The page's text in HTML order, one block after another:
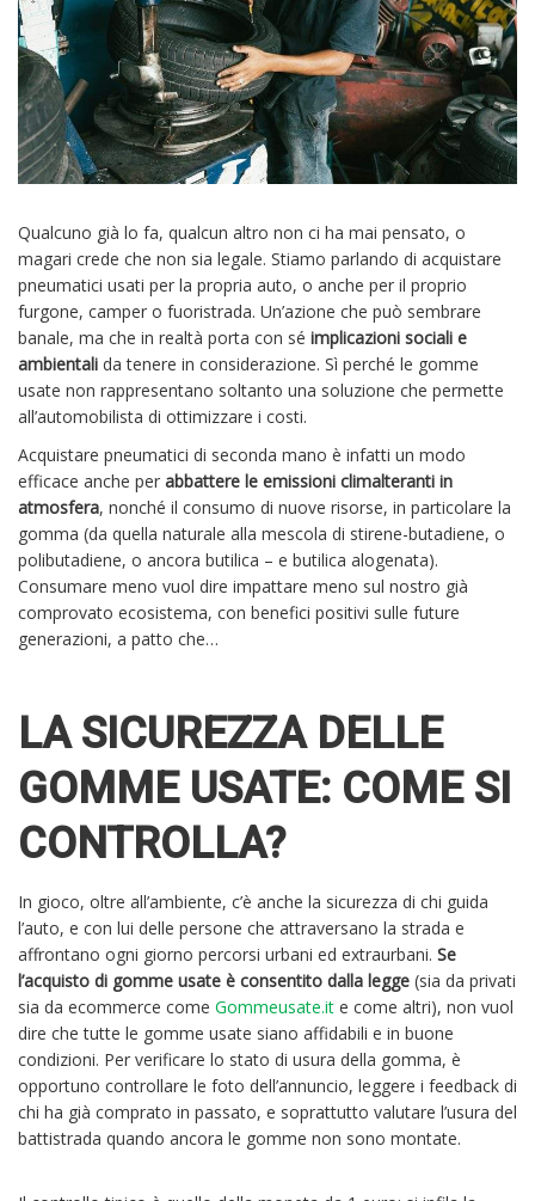
Qualcuno già lo fa, qualcun altro non ci ha mai pensato, o
magari crede che non sia legale. Stiamo parlando di acquistare
pneumatici usati per la propria auto, o anche per il proprio
furgone, camper o fuoristrada. Un’azione che può sembrare
banale, ma che in realtà porta con sé implicazioni sociali e
ambientali da tenere in considerazione. Sì perché le gomme
usate non rappresentano soltanto una soluzione che permette
all’automobilista di ottimizzare i costi.
Acquistare pneumatici di seconda mano è infatti un modo
efficace anche per abbattere le emissioni climalteranti in
atmosfera, nonché il consumo di nuove risorse, in particolare la
gomma (da quella naturale alla mescola di stirene-butadiene, o
polibutadiene, o ancora butilica – e butilica alogenata).
Consumare meno vuol dire impattare meno sul nostro già
comprovato ecosistema, con benefici positivi sulle future
generazioni, a patto che…
LA SICUREZZA DELLE
GOMME USATE: COME SI
CONTROLLA?
In gioco, oltre all’ambiente, c’è anche la sicurezza di chi guida
l’auto, e con lui delle persone che attraversano la strada e
affrontano ogni giorno percorsi urbani ed extraurbani. Se
l’acquisto di gomme usate è consentito dalla legge (sia da privati
sia da ecommerce come Gommeusate.it e come altri), non vuol
dire che tutte le gomme usate siano affidabili e in buone
condizioni. Per verificare lo stato di usura della gomma, è
opportuno controllare le foto dell’annuncio, leggere i feedback di
chi ha già comprato in passato, e soprattutto valutare l’usura del
battistrada quando ancora le gomme non sono montate.